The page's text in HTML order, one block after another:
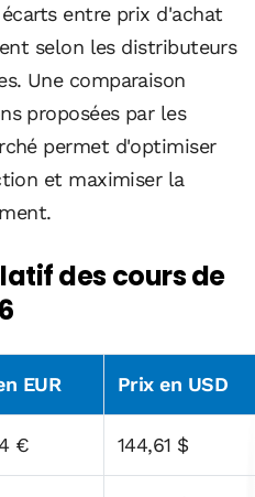
entre prix d'achat
selon les distributeurs
Une comparaison
proposées par les
permet d'optimiser
et maximiser la
des cours de
EUR Prix en USD
€ 144,61 $